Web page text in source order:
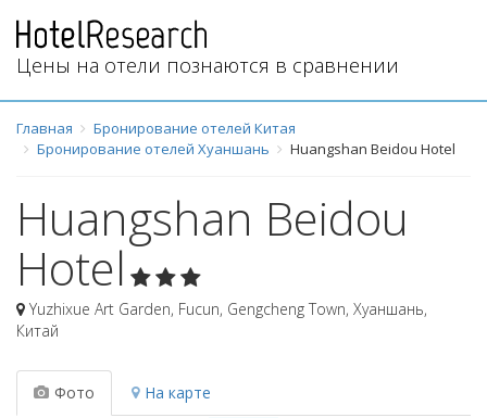
Цены на отели познаются в сравнении
Главная
Бронирование отелей Китая
Бронирование отелей Хуаншань
Huangshan Beidou Hotel
Huangshan Beidou
Hotel
Yuzhixue Art Garden, Fucun, Gengcheng Town, Хуаншань,
Китай
Фото На карте